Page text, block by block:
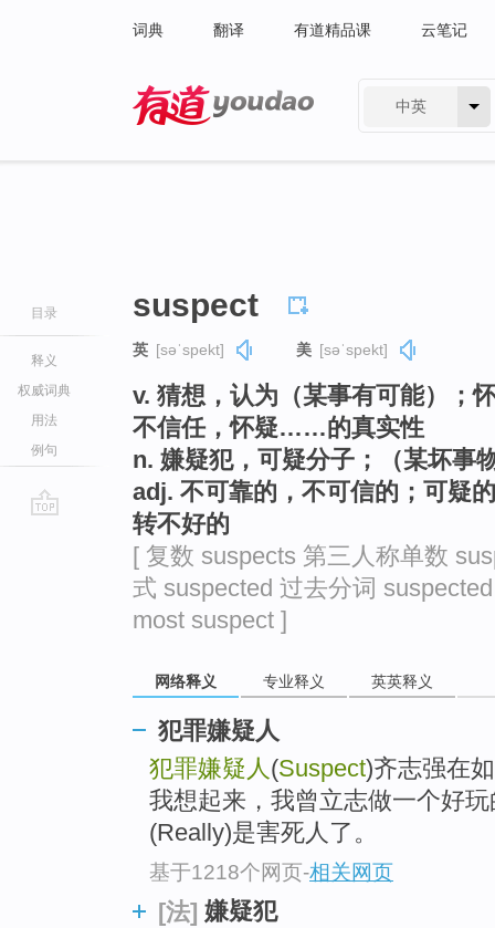
词典 翻译 有道精品课 云笔记
中英
目录
释义
权威词典
用法
例句
suspect
英 [səˈspekt] 美 [səˈspekt]
v. 猜想，认为（某事有可能）
不信任，怀疑……的真实性
n. 嫌疑犯，可疑分子；（某坏事
adj. 不可靠的，不可信的；可疑
转不好的
[ 复数 suspects 第三人称单数
式 suspected 过去分词
most suspect ]
网络释义 专业释义 英英释义
犯罪嫌疑人
犯罪嫌疑人(Suspect)齐志强在
我想起来，我曾立志做一个好
(Really)是害死人了。
基于1218个网页-相关网页
[法] 嫌疑犯